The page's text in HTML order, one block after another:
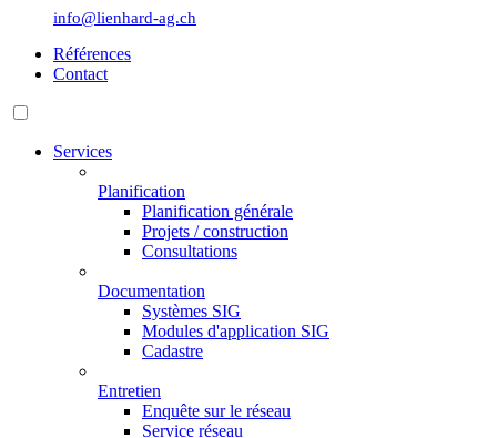
info@lienhard-ag.ch
Références
Contact
Services
Planification
Planification générale
Projets / construction
Consultations
Documentation
Systèmes SIG
Modules d'application SIG
Cadastre
Entretien
Enquête sur le réseau
Service réseau